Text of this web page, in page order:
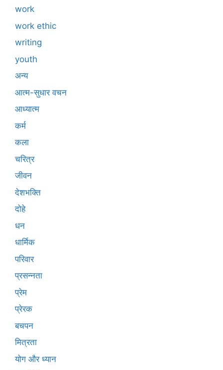
work
work ethic
writing
youth
अन्य
आत्म-सुधार वचन
आध्यात्म
कर्म
कला
चरित्र
जीवन
देशभक्ति
दोहे
धन
धार्मिक
परिवार
प्रसन्नता
प्रेम
प्रेरक
बचपन
मित्रता
योग और ध्यान